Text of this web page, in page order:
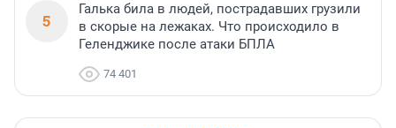
5
Галька била в людей, пострадавших грузили
в скорые на лежаках. Что происходило в
Геленджике после атаки БПЛА
74 401